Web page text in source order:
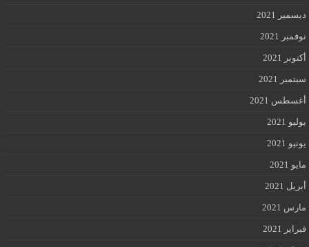
ديسمبر 2021
نوفمبر 2021
أكتوبر 2021
سبتمبر 2021
أغسطس 2021
يوليو 2021
يونيو 2021
مايو 2021
أبريل 2021
مارس 2021
فبراير 2021